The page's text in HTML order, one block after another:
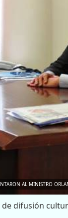
AL MINISTRO
difusión